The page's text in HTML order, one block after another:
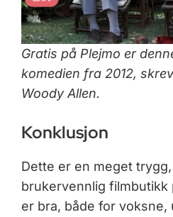
Gratis på Plejmo er
komedien fra 2012,
Woody Allen.
Konklusjon
Dette er en meget
brukervennlig filmbutikk
er bra, både for voksne,